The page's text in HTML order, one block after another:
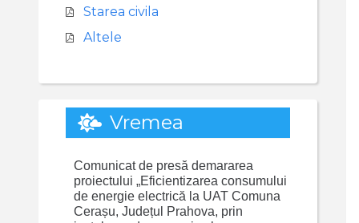
Starea civila
Altele
Vremea
Comunicat de presă demararea
proiectului „Eficientizarea consumului
de energie electrică la UAT Comuna
Cerașu, Județul Prahova, prin